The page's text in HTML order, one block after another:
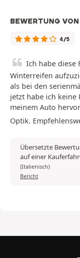
BEWERTUNG
4/5
Ich habe diese
Winterreifen
als bei den
jetzt habe ich keine
meinem Auto
Optik.
Übersetzte
auf einer
(Italienisch)
Bericht